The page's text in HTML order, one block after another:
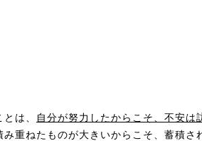
は、
自分が努力したからこそ、不安は
み重ねたものが大きいからこそ、蓄積さ